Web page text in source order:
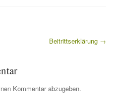
Beitrittserklärung →
Kommentar abzugeben.